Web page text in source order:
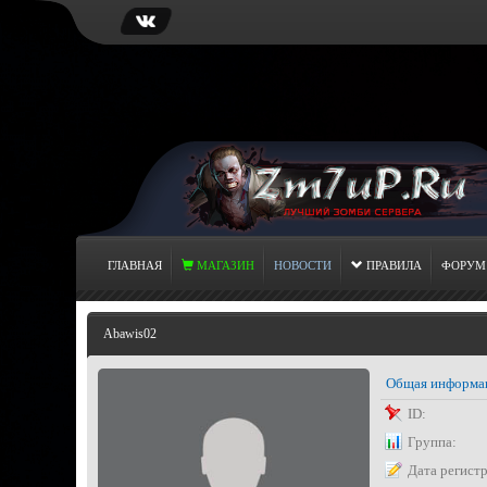
ГЛАВНАЯ МАГАЗИН НОВОСТИ ПРАВИЛА ФОРУМ
Abawis02
Общая
ID:
Группа:
Дата